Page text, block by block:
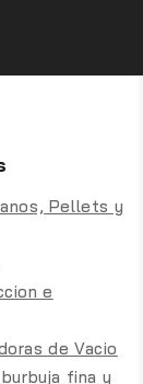
Pellets y
e
de Vacio
fina y